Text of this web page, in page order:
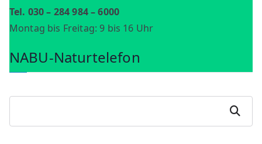
Tel. 030 – 284 984 – 6000
Montag bis Freitag: 9 bis 16 Uhr
NABU-Naturtelefon
Suchen